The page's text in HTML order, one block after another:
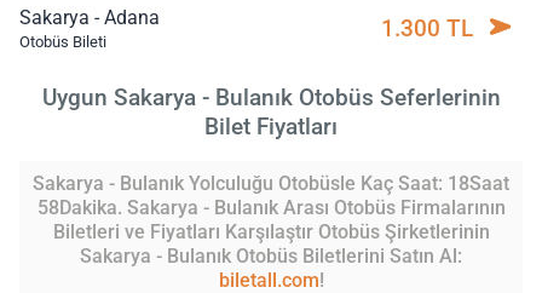
Sakarya - Adana
Otobüs Bileti 1.300 TL
Uygun Sakarya - Bulanık Otobüs Seferlerinin
Bilet Fiyatları
Sakarya - Bulanık Yolculuğu Otobüsle Kaç Saat: 18Saat
58Dakika. Sakarya - Bulanık Arası Otobüs Firmalarının
Biletleri ve Fiyatları Karşılaştır Otobüs Şirketlerinin
Sakarya - Bulanık Otobüs Biletlerini Satın Al:
biletall.com!